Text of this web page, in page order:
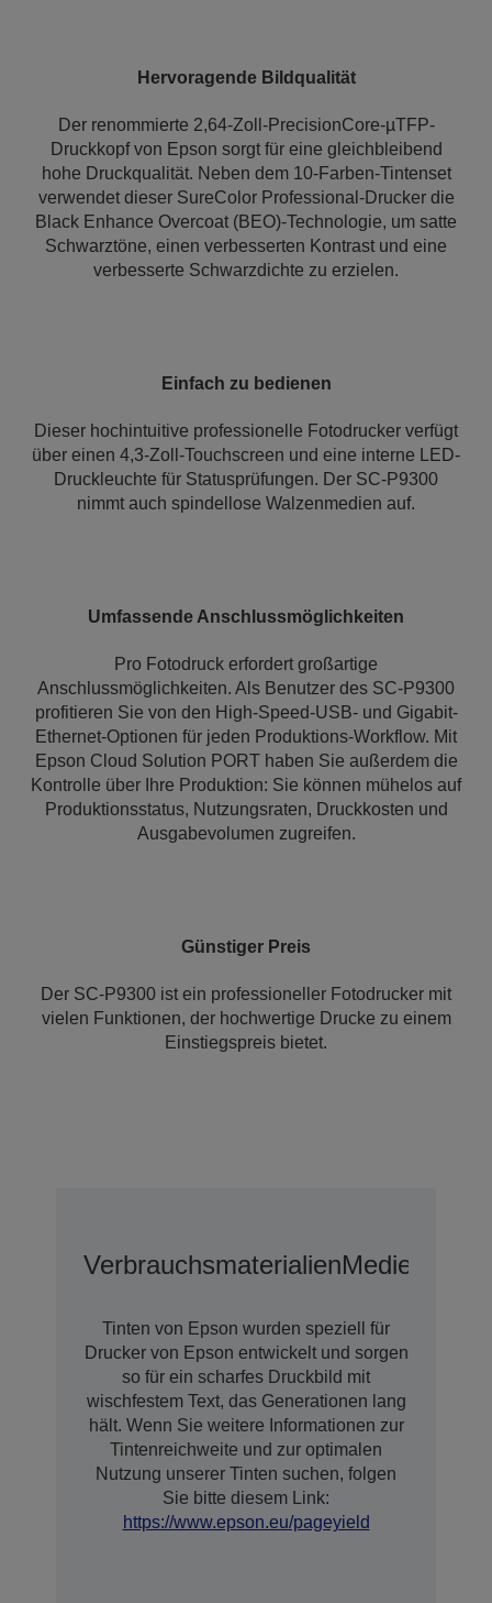
Hervoragende Bildqualität
Der renommierte 2,64-Zoll-PrecisionCore-µTFP-
Druckkopf von Epson sorgt für eine gleichbleibend
hohe Druckqualität. Neben dem 10-Farben-Tintenset
verwendet dieser SureColor Professional-Drucker die
Black Enhance Overcoat (BEO)-Technologie, um satte
Schwarztöne, einen verbesserten Kontrast und eine
verbesserte Schwarzdichte zu erzielen.
Einfach zu bedienen
Dieser hochintuitive professionelle Fotodrucker verfügt
über einen 4,3-Zoll-Touchscreen und eine interne LED-
Druckleuchte für Statusprüfungen. Der SC-P9300
nimmt auch spindellose Walzenmedien auf.
Umfassende Anschlussmöglichkeiten
Pro Fotodruck erfordert großartige
Anschlussmöglichkeiten. Als Benutzer des SC-P9300
profitieren Sie von den High-Speed-USB- und Gigabit-
Ethernet-Optionen für jeden Produktions-Workflow. Mit
Epson Cloud Solution PORT haben Sie außerdem die
Kontrolle über Ihre Produktion: Sie können mühelos auf
Produktionsstatus, Nutzungsraten, Druckkosten und
Ausgabevolumen zugreifen.
Günstiger Preis
Der SC-P9300 ist ein professioneller Fotodrucker mit
vielen Funktionen, der hochwertige Drucke zu einem
Einstiegspreis bietet.
VerbrauchsmaterialienMedien
Tinten von Epson wurden speziell für
Drucker von Epson entwickelt und sorgen
so für ein scharfes Druckbild mit
wischfestem Text, das Generationen lang
hält. Wenn Sie weitere Informationen zur
Tintenreichweite und zur optimalen
Nutzung unserer Tinten suchen, folgen
Sie bitte diesem Link:
https://www.epson.eu/pageyield